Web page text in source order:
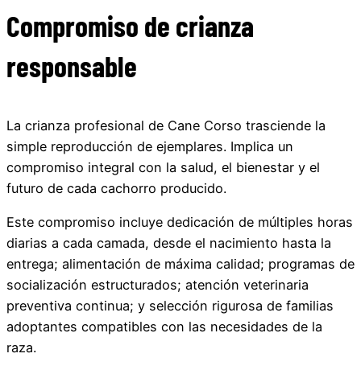
Compromiso de crianza
responsable
La crianza profesional de Cane Corso trasciende la
simple reproducción de ejemplares. Implica un
compromiso integral con la salud, el bienestar y el
futuro de cada cachorro producido.
Este compromiso incluye dedicación de múltiples horas
diarias a cada camada, desde el nacimiento hasta la
entrega; alimentación de máxima calidad; programas de
socialización estructurados; atención veterinaria
preventiva continua; y selección rigurosa de familias
adoptantes compatibles con las necesidades de la
raza.